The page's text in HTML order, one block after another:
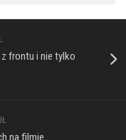
frontu i nie tylko
na filmie